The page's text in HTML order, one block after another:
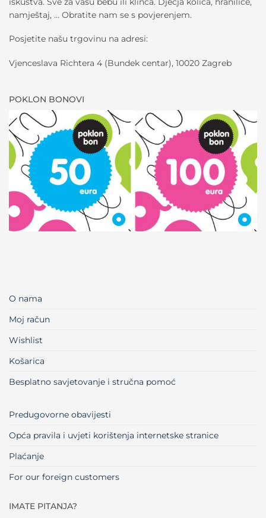
namještaj, … Obratite nam se s povjerenjem.
Posjetite našu trgovinu na adresi:
Vjenceslava Richtera 4 (Bundek centar), 10020 Zagreb
POKLON BONOVI
O nama
Moj račun
Wishlist
Košarica
Besplatno savjetovanje i stručna pomoć
Predugovorne obavijesti
Opća pravila i uvjeti korištenja internetske stranice
Plaćanje
For our foreign customers
IMATE PITANJA?